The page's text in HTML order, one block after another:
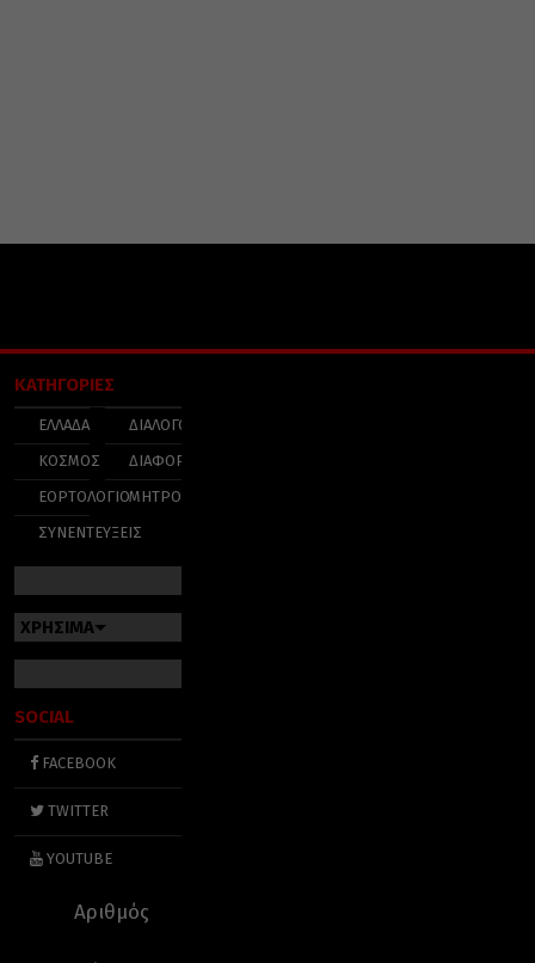
ΚΑΤΗΓΟΡΙΕΣ
ΕΛΛΑΔΑ
ΚΟΣΜΟΣ
ΕΟΡΤΟΛΟΓΙΟ
ΣΥΝΕΝΤΕΥΞΕΙΣ
ΔΙΑΛΟΓΟΣ
ΔΙΑΦΟΡΑ
ΜΗΤΡΟΠΟΛΕΙΣ
ΧΡΗΣΙΜΑ
SOCIAL
FACEBOOK
TWITTER
YOUTUBE
Αριθμός